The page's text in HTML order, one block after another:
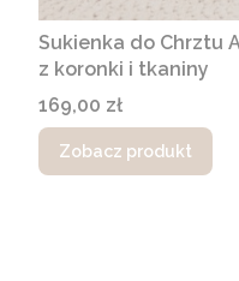
Sukienka do Chrztu
z koronki i tkaniny
Cena
169,00 zł
Zobacz produkt